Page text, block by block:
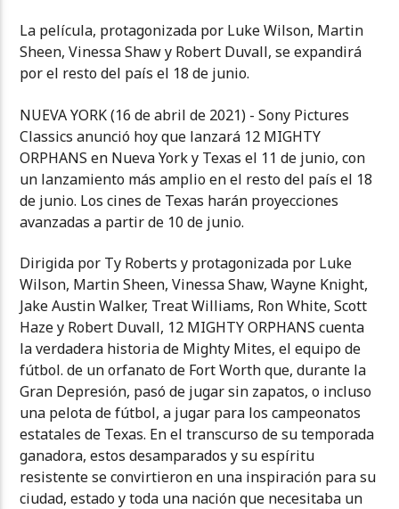
La película, protagonizada por Luke Wilson, Martin
Sheen, Vinessa Shaw y Robert Duvall, se expandirá
por el resto del país el 18 de junio.
NUEVA YORK (16 de abril de 2021) - Sony Pictures
Classics anunció hoy que lanzará 12 MIGHTY
ORPHANS en Nueva York y Texas el 11 de junio, con
un lanzamiento más amplio en el resto del país el 18
de junio. Los cines de Texas harán proyecciones
avanzadas a partir de 10 de junio.
Dirigida por Ty Roberts y protagonizada por Luke
Wilson, Martin Sheen, Vinessa Shaw, Wayne Knight,
Jake Austin Walker, Treat Williams, Ron White, Scott
Haze y Robert Duvall, 12 MIGHTY ORPHANS cuenta
la verdadera historia de Mighty Mites, el equipo de
fútbol. de un orfanato de Fort Worth que, durante la
Gran Depresión, pasó de jugar sin zapatos, o incluso
una pelota de fútbol, ​​a jugar para los campeonatos
estatales de Texas. En el transcurso de su temporada
ganadora, estos desamparados y su espíritu
resistente se convirtieron en una inspiración para su
ciudad, estado y toda una nación que necesitaba un